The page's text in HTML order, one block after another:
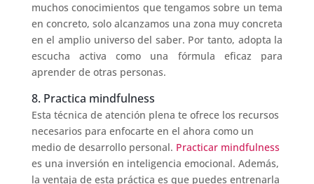
muchos conocimientos que tengamos sobre un tema
en concreto, solo alcanzamos una zona muy concreta
en el amplio universo del saber. Por tanto, adopta la
escucha activa como una fórmula eficaz para
aprender de otras personas.
8. Practica mindfulness
Esta técnica de atención plena te ofrece los recursos
necesarios para enfocarte en el ahora como un
medio de desarrollo personal. Practicar mindfulness
es una inversión en inteligencia emocional. Además,
la ventaja de esta práctica es que puedes entrenarla